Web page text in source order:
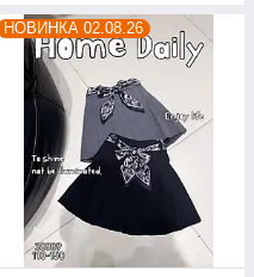
НОВИНКА 02.08.26